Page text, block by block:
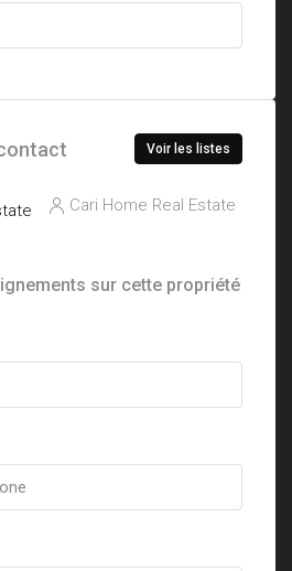
Voir les listes
Cari Home Real Estate
sur cette propriété